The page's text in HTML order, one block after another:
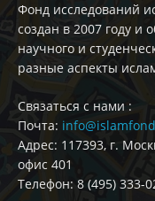
Фонд исследований
создан в 2007 году и
научного и
разные аспекты
Cвязаться с нами :
Почта:
Адрес: 117393, г.
офис 401
Телефон: 8 (495) 333-